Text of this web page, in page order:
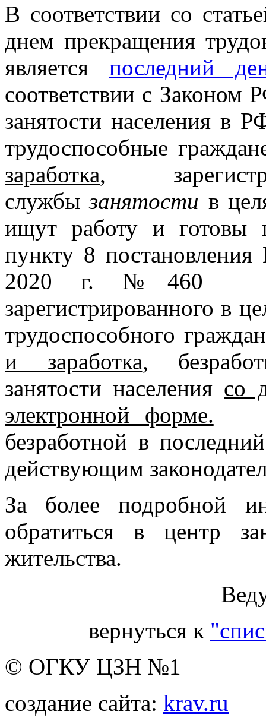
В соответствии со
днем прекращения
является последний
соответствии с
занятости населения в
трудоспособные
заработка,
службызанятости в
ищут работу и готовы
пункту 8
2020 г. №460
зарегистрированного в
трудоспособного
и заработка,
занятости населения со
электронной форме.
безработной в
действующим
За более подробной
обратиться в центр
жительства.
вернуться к
© ОГКУ ЦЗН №1
создание сайта: krav.ru